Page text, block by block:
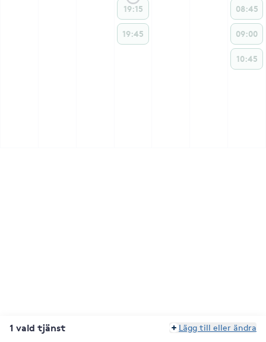
19:15
19:45
08:45
09:00
10:45
1 vald tjänst Lägg till eller ändra